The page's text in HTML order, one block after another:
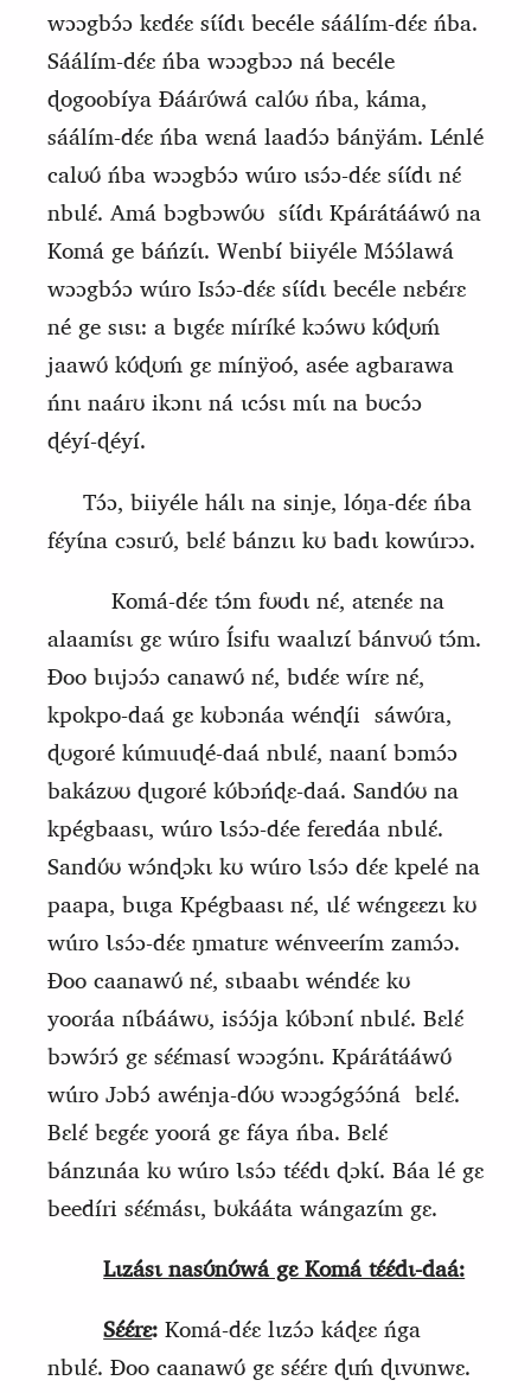
wɔɔgbɔ́ɔ kɛdɛ́ɛ sɩ́ɩ́dɩ becéle sáálím‑dɛ́ɛ ńba.
Sáálím‑dɛ́ɛ ńba wɔɔgbɔɔ ná becéle
ɖogoobíya Ɖáárʊ́wá calʊ́ʊ ńba, káma,
sáálím‑dɛ́ɛ ńba wɛná laadɔ́ɔ bánÿám. Lénlé
calʊʊ́ ńba wɔɔgbɔ́ɔ wúro ɩsɔ́ɔ‑dɛ́ɛ sɩ́ɩ́dɩ nɛ́
nbɩlɛ́. Amá bɔgbɔwʊ́ʊ sɩ́ɩ́dɩ Kpárátááwʊ́ na
Komá ge báńzɩ́ɩ. Wenbí biiyéle Mɔ́ɔ́lawá
wɔɔgbɔ́ɔ wúro Isɔ́ɔ‑dɛ́ɛ sɩ́ɩ́dɩ becéle nɛbɛ́rɛ
né ge sɩsɩ: a bɩgɛ́ɛ míríké kɔɔ́wʊ kʊ́ɖʊḿ
jaawʊ́ kʊ́ɖʊḿ gɛ mínÿoó, asée agbarawa
ńnɩ naárʊ ikɔnɩ ná ɩcɔ́sɩ mɩ́ɩ na bʊcɔ́ɔ
ɖéyí‑ɖéyí.
Tɔ́ɔ, biiyéle hálɩ na sinje, lóŋa‑dɛ́ɛ ńba
fɛ́yɩ́na cɔsɩrʊ́, bɛlɛ́ bánzɩɩ kʊ badɩ kowúrɔɔ.
Komá‑dɛ́ɛ tɔ́m fʊʊdɩ nɛ́, atɛnɛ́ɛ na
alaamɩ́sɩ gɛ wúro Ísifu waalɩzɩ́ bánvʊʊ́ tɔ́m.
Ɖoo bɩɩjɔɔ́ɔ canawʊ́ nɛ́, bɩdɛ́ɛ wírɛ nɛ́,
kpokpo‑daá gɛ kʊbɔnáa wénɖíi sáwʊ́ra,
ɖʊgoré kúmuuɖé‑daá nbɩlɛ́, naanɩ́ bɔmɔ́ɔ
bakázʊʊ ɖugoré kʊ́bɔńɖɛ‑daá. Sandʊ́ʊ na
kpégbaasɩ, wúro Ɩsɔ́ɔ‑dɛ́e feredáa nbɩlɛ́.
Sandʊ́ʊ wɔ́nɖɔkɩ kʊ wúro Ɩsɔ́ɔ dɛ́ɛ kpelé na
paapa, bɩɩga Kpégbaasɩ nɛ́, ɩlɛ́ wɛ́ngɛɛzɩ kʊ
wúro Ɩsɔ́ɔ‑dɛ́ɛ ŋmatɩrɛ wénveerím zamɔ́ɔ.
Ɖoo caanawʊ́ nɛ́, sɩbaabɩ wéndɛ́ɛ kʊ
yooráa nɩ́bááwʊ, isɔ́ɔ́ja kʊ́bɔnɩ́ nbɩlɛ́. Bɛlɛ́
bɔwɔ́rɔ́ gɛ sɛ́ɛ́masɩ́ wɔɔgɔ́nɩ. Kpárátááwʊ́
wúro Jɔbɔ́ awénja‑dʊ́ʊ wɔɔgɔ́gɔ́ɔ́ná bɛlɛ́.
Bɛlɛ́ bɛgɛ́ɛ yoorá gɛ fáya ńba. Bɛlɛ́
bánzɩnáa kʊ wúro Ɩsɔ́ɔ tɛ́ɛ́dɩɖɔkɩ́. Báa lé gɛ
beedíri sɛ́ɛ́másɩ, bʊkááta wángazɩ́m gɛ.
Lɩzásɩ nasʊ́nʊ́wá gɛ Komá tɛ́ɛ́dɩ‑daá:
Sɛ́ɛ́rɛ: Komá‑dɛ́ɛ lɩzɔ́ɔ káɖɛɛ ńga
nbɩlɛ́. Ɖoo caanawʊ́ gɛ sɛ́ɛ́rɛ ɖɩḿ ɖɩvʊnwɛ.